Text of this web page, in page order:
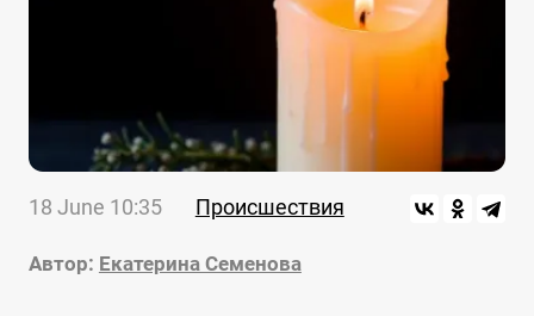
18 June 10:35 Происшествия
Автор: Екатерина Семенова